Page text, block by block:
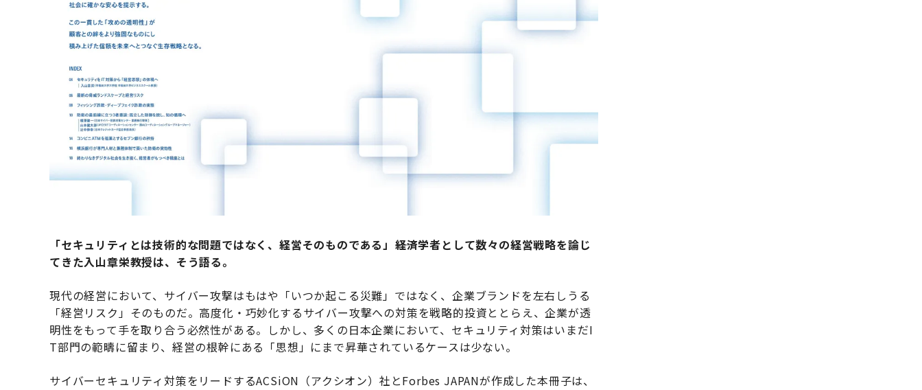
「セキュリティとは技術的な問題ではなく、経営そのものである」――経済学者として数々の経営戦略を論じ
てきた入山章栄教授は、そう語る。
現代の経営において、サイバー攻撃はもはや「いつか起こる災難」ではなく、企業ブランドを左右しうる
「経営リスク」そのものだ。高度化・巧妙化するサイバー攻撃への対策を戦略的投資ととらえ、企業が透
明性をもって手を取り合う必然性がある。しかし、多くの日本企業において、セキュリティ対策はいまだI
T部門の範疇に留まり、経営の根幹にある「思想」にまで昇華されているケースは少ない。
サイバーセキュリティ対策をリードするACSiON（アクシオン）社とForbes JAPANが作成した本冊子は、